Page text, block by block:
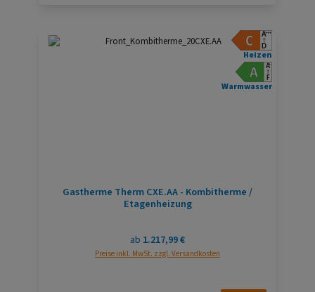
Heizen
Warmwasser
Gastherme Therm CXE.AA - Kombitherme /
Etagenheizung
Regulärer Preis:
ab 1.217,99 €
Preise inkl. MwSt. zzgl. Versandkosten